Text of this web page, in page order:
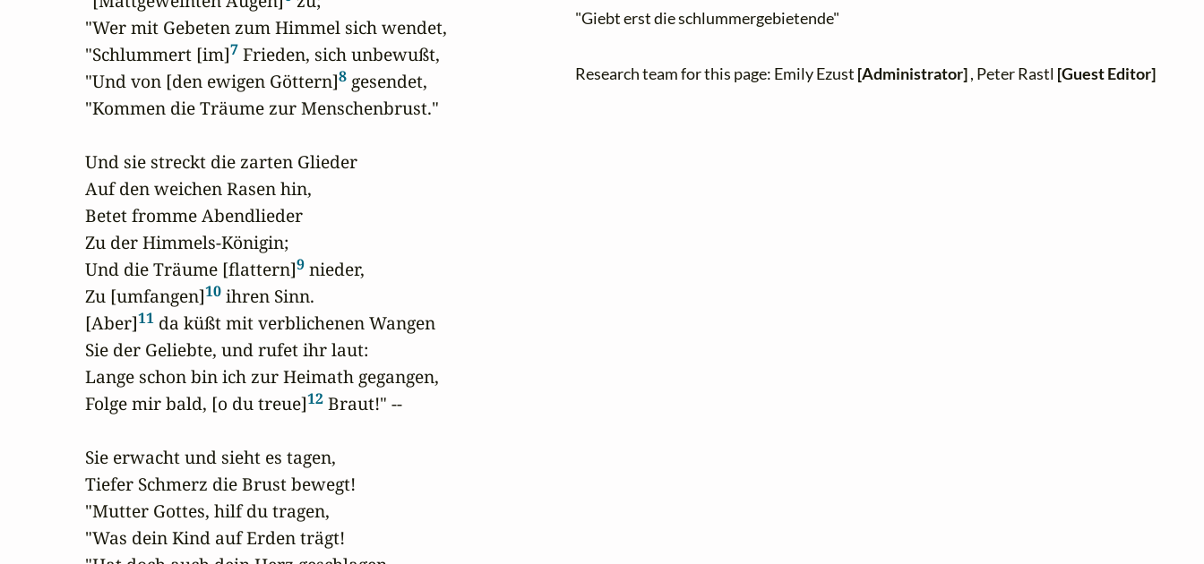
"Wer mit Gebeten zum Himmel sich wendet,
"Schlummert [im]7 Frieden, sich unbewußt,
"Und von [den ewigen Göttern]8 gesendet,
"Kommen die Träume zur Menschenbrust."
Und sie streckt die zarten Glieder
Auf den weichen Rasen hin,
Betet fromme Abendlieder
Zu der Himmels-Königin;
Und die Träume [flattern]9 nieder,
Zu [umfangen]10 ihren Sinn.
[Aber]11 da küßt mit verblichenen Wangen
Sie der Geliebte, und rufet ihr laut:
Lange schon bin ich zur Heimath gegangen,
Folge mir bald, [o du treue]12 Braut!" --
Sie erwacht und sieht es tagen,
Tiefer Schmerz die Brust bewegt!
"Mutter Gottes, hilf du tragen,
"Was dein Kind auf Erden trägt!
"Giebt erst die schlummergebietende"
Research team for this page: Emily Ezust [Administrator], Peter Rastl [Guest Editor]